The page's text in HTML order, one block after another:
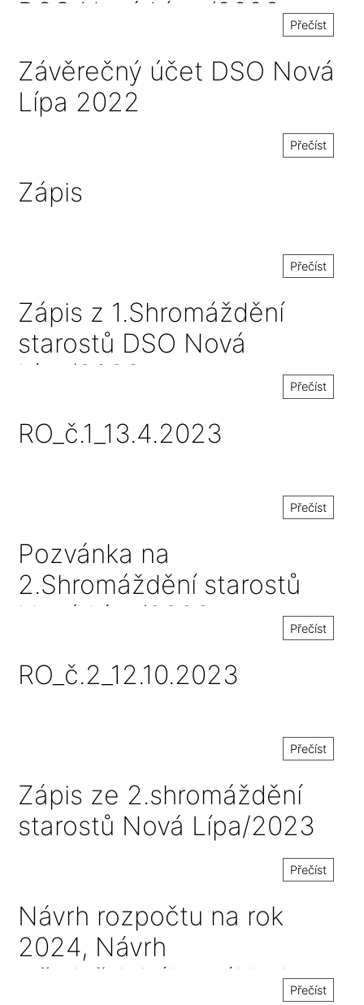
DSO Nová Lípa /2023 a
účtu/2022
Přečíst
Závěrečný účet DSO Nová
Lípa 2022
Přečíst
Zápis
Přečíst
Zápis z 1.Shromáždění
starostů DSO Nová
Lípa/2023
Přečíst
RO_č.1_13.4.2023
Přečíst
Pozvánka na
2.Shromáždění starostů
Nová Lípa/2023
Přečíst
RO_č.2_12.10.2023
Přečíst
Zápis ze 2.shromáždění
starostů Nová Lípa/2023
Přečíst
Návrh rozpočtu na rok
2024, Návrh
střednědobého výhleduPřečíst